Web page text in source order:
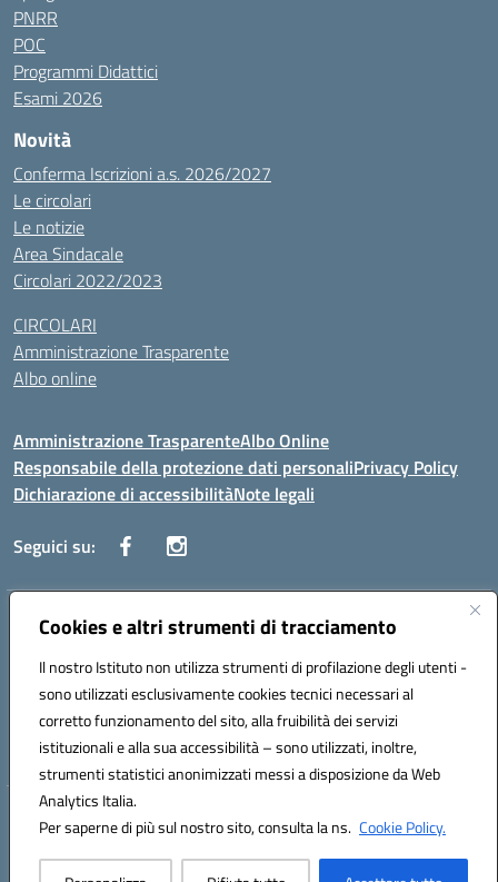
Cookies e altri strumenti di tracciamento
Il nostro Istituto non utilizza strumenti di profilazione degli utenti -
sono utilizzati esclusivamente cookies tecnici necessari al
corretto funzionamento del sito, alla fruibilità dei servizi
istituzionali e alla sua accessibilità – sono utilizzati, inoltre,
strumenti statistici anonimizzati messi a disposizione da Web
Analytics Italia.
Per saperne di più sul nostro sito, consulta la ns. Cookie Policy.
PNRR
POC
Programmi Didattici
Esami 2026
Novità
Conferma Iscrizioni a.s. 2026/2027
Le circolari
Le notizie
Area Sindacale
Circolari 2022/2023
CIRCOLARI
Amministrazione Trasparente
Albo online
Amministrazione TrasparenteAlbo Online
Responsabile della protezione dati personaliPrivacy Policy
Dichiarazione di accessibilitàNote legali
Seguici su:
Indirizzo:Corso Vittorio Emanuele, 27 90133 - Palermo
Posta elettronica certificata (PEC):pais03600r@pec.istruzione.it
Codice fiscale: 97308550827
Codice meccanografico: PAIS03600R
Hosting & Powered by 3D Solution S.r.l.
Concept & Design by Designers Italia